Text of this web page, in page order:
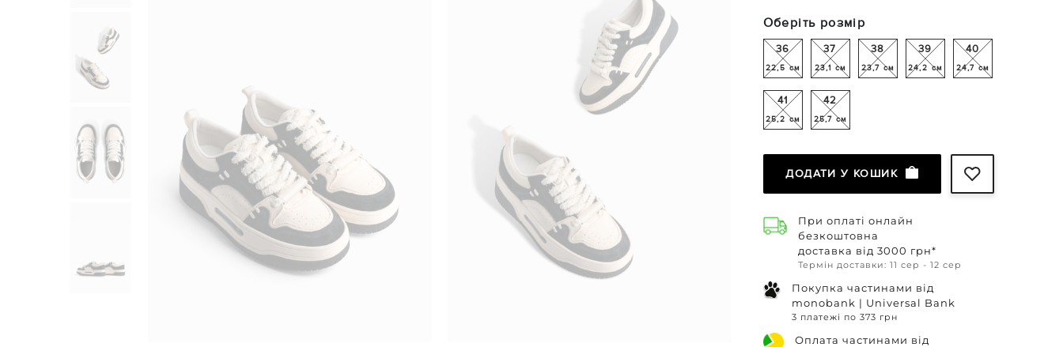
Оберіть розмір
36
22,5 см
37
23,1 см
38
23,7 см
39
24,2 см
40
24,7 см
41
25,2 см
42
25,7 см
ДОДАТИ У КОШИК
При оплаті онлайн
безкоштовна
доставка від 3000 грн*
Термін доставки: 11 сер - 12 сер
Покупка частинами від
monobank | Universal Bank
3 платежі по 373 грн
Оплата частинами від